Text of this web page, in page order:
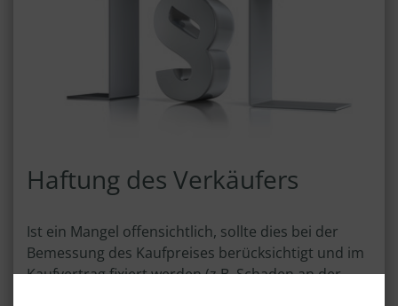
Haftung des Verkäufers
Ist ein Mangel offensichtlich, sollte dies bei der
Bemessung des Kaufpreises berücksichtigt und im
Kaufvertrag fixiert werden (z.B. Schaden an der